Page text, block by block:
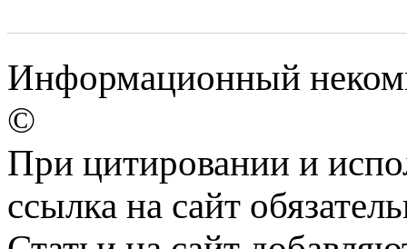
Информационный
©
При цитировании и
ссылка на сайт